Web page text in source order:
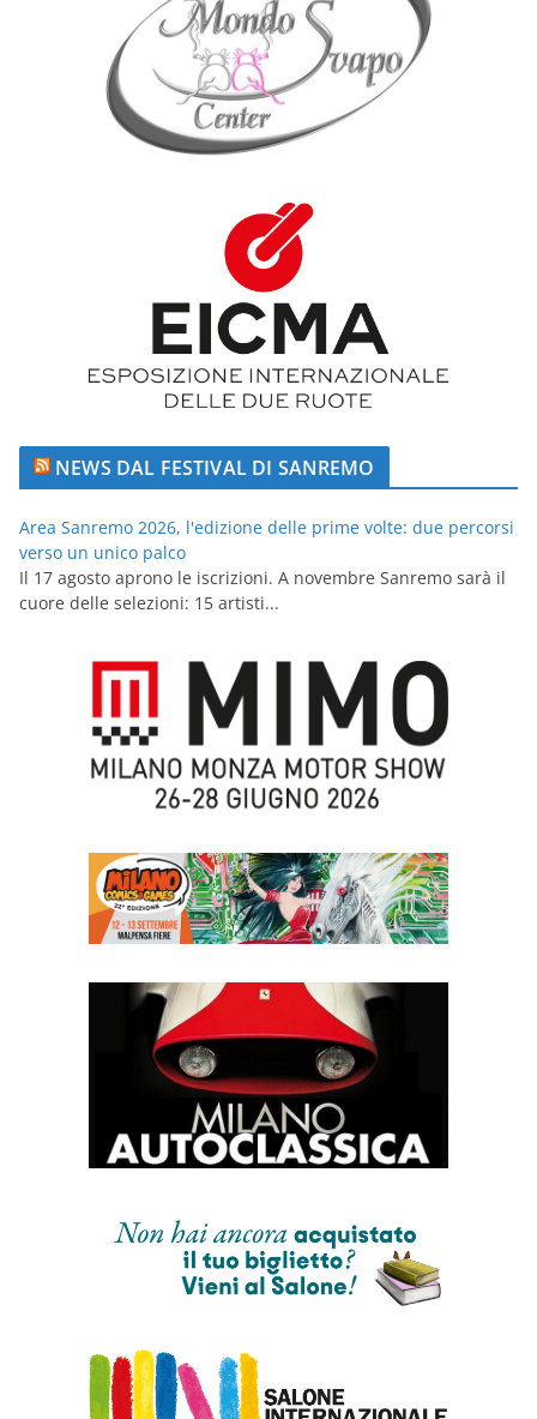
NEWS DAL FESTIVAL DI SANREMO
Area Sanremo 2026, l'edizione delle prime volte: due percorsi
verso un unico palco
Il 17 agosto aprono le iscrizioni. A novembre Sanremo sarà il
cuore delle selezioni: 15 artisti...